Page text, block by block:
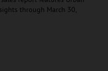
through March 30,